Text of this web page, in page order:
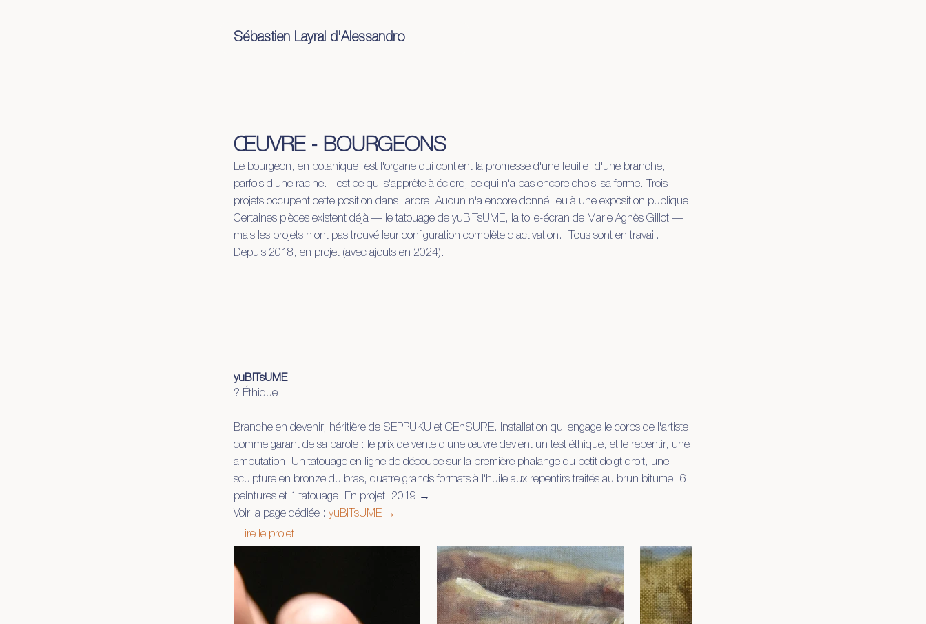
œuvredémarchedocuments
Sébastien Layral d'Alessandro
ŒUVRE - BOURGEONS
Le bourgeon, en botanique, est l'organe qui contient la promesse d'une feuille, d'une branche,
parfois d'une racine. Il est ce qui s'apprête à éclore, ce qui n'a pas encore choisi sa forme. Trois
projets occupent cette position dans l'arbre. Aucun n'a encore donné lieu à une exposition publique.
Certaines pièces existent déjà — le tatouage de yuBITsUME, la toile-écran de Marie Agnès Gillot —
mais les projets n'ont pas trouvé leur configuration complète d'activation.. Tous sont en travail.
Depuis 2018, en projet (avec ajouts en 2024).
yuBITsUME
? Éthique
Branche en devenir, héritière de SEPPUKU et CEnSURE. Installation qui engage le corps de l'artiste
comme garant de sa parole : le prix de vente d'une œuvre devient un test éthique, et le repentir, une
amputation. Un tatouage en ligne de découpe sur la première phalange du petit doigt droit, une
sculpture en bronze du bras, quatre grands formats à l'huile aux repentirs traités au brun bitume. 6
peintures et 1 tatouage. En projet. 2019 →
Voir la page dédiée : yuBITsUME →
Lire le projet